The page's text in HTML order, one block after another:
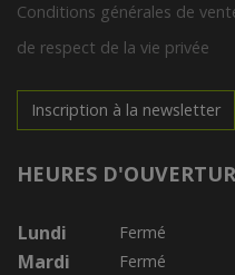
Conditions générales de
de respect de la vie privée
Inscription à la newsletter
HEURES
Lundi Fermé
Mardi Fermé